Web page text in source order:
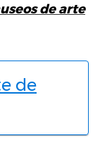
de arte
de